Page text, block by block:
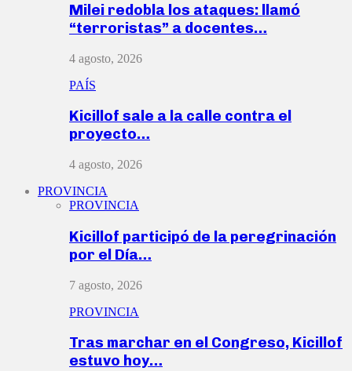
Milei redobla los ataques: llamó
“terroristas” a docentes…
4 agosto, 2026
PAÍS
Kicillof sale a la calle contra el
proyecto…
4 agosto, 2026
PROVINCIA
PROVINCIA
Kicillof participó de la peregrinación
por el Día…
7 agosto, 2026
PROVINCIA
Tras marchar en el Congreso, Kicillof
estuvo hoy…